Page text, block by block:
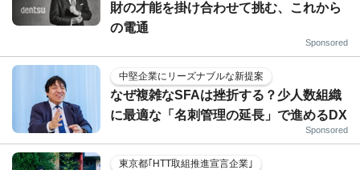
財の才能を掛け合わせて挑む、これから
の電通
Sponsored
中堅企業にリーズナブルな新提案
なぜ複雑なSFAは挫折する？少人数組織
に最適な「名刺管理の延長」で進めるDX
Sponsored
東京都｢HTT取組推進宣言企業｣